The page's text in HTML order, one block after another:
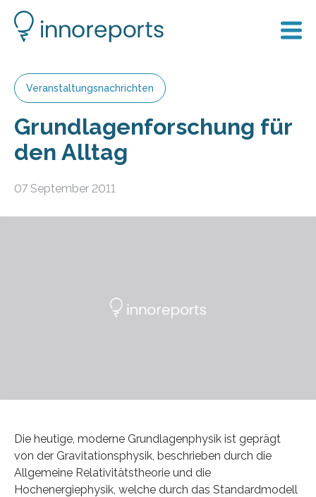
Veranstaltungsnachrichten
Grundlagenforschung für
den Alltag
07 September 2011
Die heutige, moderne Grundlagenphysik ist geprägt
von der Gravitationsphysik, beschrieben durch die
Allgemeine Relativitätstheorie und die
Hochenergiephysik, welche durch das Standardmodell